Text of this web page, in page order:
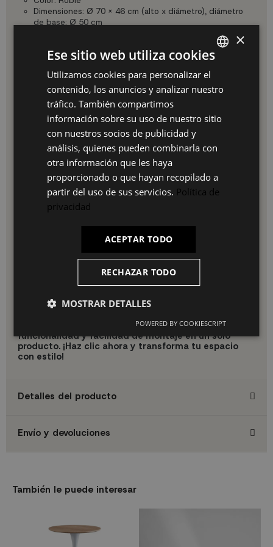
Dimensiones: Ø 70 x 46 cm (alto x diámetro), diámetro
de base: Ø 50 cm
estar.
Diseño desmontable para una instalación sin
complicaciones.
Combinación de materiales que garantiza resistencia y
durabilidad.
Uso e instalación:
La mesa se entrega desmontada para facilitar su transporte
y montaje. Sigue las instrucciones incluidas para un montaje
rápido y disfruta de tu nueva mesa en minutos.
Por qué elegir nuestro producto:
rapidez en la entrega hasta asesoramiento gratis en la
compra. Garantizamos calidad, precios económicos y
transformar tu hogar con estilo y funcionalidad.
Adquiere nuestra Mesa de Centro Ibiza Natural y lleva tu sala
de estar al siguiente nivel con estilo y funcionalidad,
esperes más!
Centro Ibiza Natural. Combina elegancia,
funcionalidad y facilidad de montaje en un solo
producto. ¡Haz clic ahora y transforma tu espacio
con estilo!
Detalles del producto
Envío y devoluciones
También le puede interesar
SPANISH
ES
PT
×
Ese sitio web utiliza cookies
Utilizamos cookies para personalizar el
contenido, los anuncios y analizar nuestro
tráfico. También compartimos
información sobre su uso de nuestro sitio
con nuestros socios de publicidad y
análisis, quienes pueden combinarla con
otra información que les haya
proporcionado o que hayan recopilado a
partir del uso de sus servicios. Política de
privacidad
ACEPTAR TODO
RECHAZAR TODO
MOSTRAR DETALLES
POWERED BY COOKIESCRIPT